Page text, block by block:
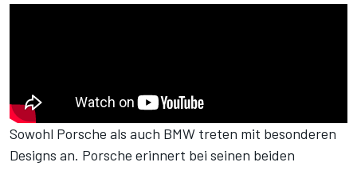
Sowohl Porsche als auch BMW treten mit besonderen
Designs an. Porsche erinnert bei seinen beiden